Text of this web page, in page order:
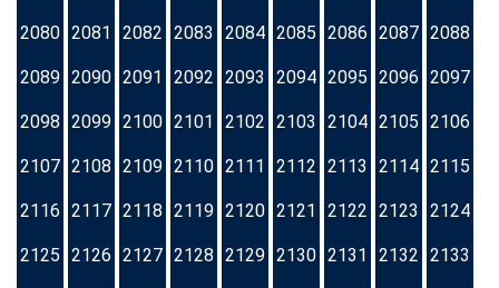
2080 2081 2082 2083 2084 2085 2086 2087 2088
2089 2090 2091 2092 2093 2094 2095 2096 2097
2098 2099 2100 2101 2102 2103 2104 2105 2106
2107 2108 2109 2110 2111 2112 2113 2114 2115
2116 2117 2118 2119 2120 2121 2122 2123 2124
2125 2126 2127 2128 2129 2130 2131 2132 2133